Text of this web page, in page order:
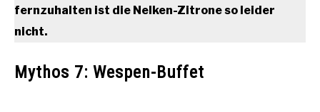
fernzuhalten ist die Nelken-Zitrone so leider
nicht.
Mythos 7: Wespen-Buffet